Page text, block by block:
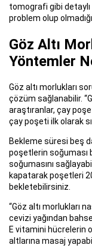
tomografi gibi
problem olup olmadığı
Göz Altı
Yöntemler
Göz altı morlukları
çözüm sağlanabilir.
araştıranlar, çay
çay poşeti ilk olarak
Bekleme süresi beş
poşetlerin soğuması
soğumasını
kapatarak poşetleri
bekletebilirsiniz.
“Göz altı morlukları
cevizi yağından
E vitamini hücrelerin
altlarına masaj